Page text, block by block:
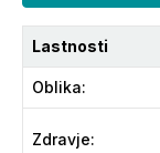
Lastnosti
Oblika:
Zdravje: